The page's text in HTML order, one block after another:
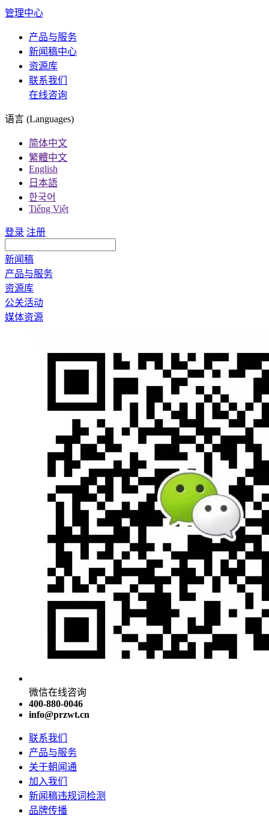
管理中心
产品与服务
新闻稿中心
资源库
联系我们
在线咨询
语言 (Languages)
简体中文
繁體中文
English
日本語
한국어
Tiếng Việt
登录 注册
新闻稿
产品与服务
资源库
公关活动
媒体资源
微信在线咨询
400-880-0046
info@przwt.cn
联系我们
产品与服务
关于朝闻通
加入我们
新闻稿违规词检测
品牌传播